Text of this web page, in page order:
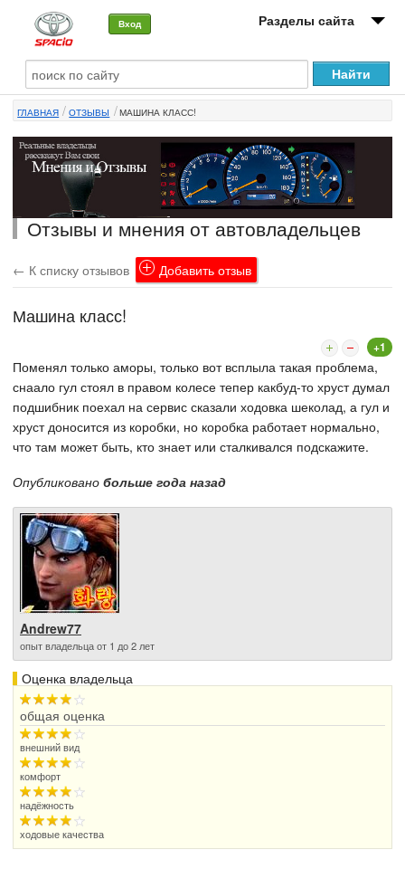
Вход Разделы сайта
О машине
Автоклуб
Форумы
Сервисы и услуги
Новости
ГЛАВНАЯ ОТЗЫВЫ МАШИНА КЛАСС!
Отзывы и мнения от автовладельцев
← К списку отзывов Добавить отзыв
Машина класс!
+1
Поменял только аморы, только вот всплыла такая проблема,
снаало гул стоял в правом колесе тепер какбуд-то хруст думал
подшибник поехал на сервис сказали ходовка шеколад, а гул и
хруст доносится из коробки, но коробка работает нормально,
что там может быть, кто знает или сталкивался подскажите.
Опубликовано больше года назад
Andrew77
опыт владельца от 1 до 2 лет
Оценка владельца
общая оценка
внешний вид
комфорт
надёжность
ходовые качества